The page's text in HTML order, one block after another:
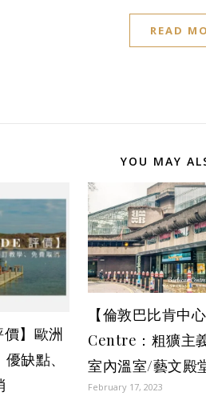
READ
YOU MAY
價】歐洲
缺點、
【倫敦巴比肯中
Centre：粗獷主
室內溫室/藝文殿
February 17, 2023